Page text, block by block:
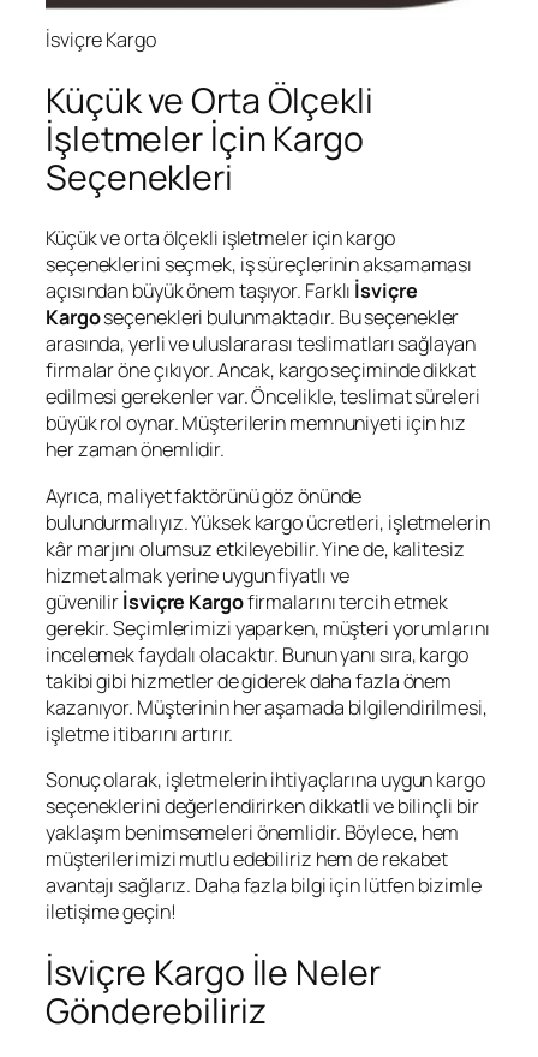
İsviçre Kargo
Küçük ve Orta Ölçekli
İşletmeler İçin Kargo
Seçenekleri
Küçük ve orta ölçekli işletmeler için kargo
seçeneklerini seçmek, iş süreçlerinin aksamaması
açısından büyük önem taşıyor. Farklı İsviçre
Kargoseçenekleri bulunmaktadır. Bu seçenekler
arasında, yerli ve uluslararası teslimatları sağlayan
firmalar öne çıkıyor. Ancak, kargo seçiminde dikkat
edilmesi gerekenler var. Öncelikle, teslimat süreleri
büyük rol oynar. Müşterilerin memnuniyeti için hız
her zaman önemlidir.
Ayrıca, maliyet faktörünü göz önünde
bulundurmalıyız. Yüksek kargo ücretleri, işletmelerin
kâr marjını olumsuz etkileyebilir. Yine de, kalitesiz
hizmet almak yerine uygun fiyatlı ve
güvenilirİsviçre Kargofirmalarını tercih etmek
gerekir. Seçimlerimizi yaparken, müşteri yorumlarını
incelemek faydalı olacaktır. Bunun yanı sıra, kargo
takibi gibi hizmetler de giderek daha fazla önem
kazanıyor. Müşterinin her aşamada bilgilendirilmesi,
işletme itibarını artırır.
Sonuç olarak, işletmelerin ihtiyaçlarına uygun kargo
seçeneklerini değerlendirirken dikkatli ve bilinçli bir
yaklaşım benimsemeleri önemlidir. Böylece, hem
müşterilerimizi mutlu edebiliriz hem de rekabet
avantajı sağlarız. Daha fazla bilgi için lütfen bizimle
iletişime geçin!
İsviçre Kargo İle Neler
Gönderebiliriz